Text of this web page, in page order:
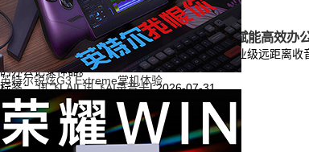
讯飞AI录音卡体验：告别繁琐录音整理 AI赋能高效办
讯飞AI录音卡凭借极致轻薄的磁吸便携设计、专业级远距离
的办公记录神器。
标签：讯飞|AI|讯飞AI录音卡|2026-07-31
英特尔锐炫G3 Extreme掌机体验